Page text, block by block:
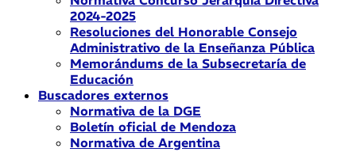
2024-2025
Resoluciones del Honorable Consejo
Administrativo de la Enseñanza Pública
Memorándums de la Subsecretaría de
Educación
Buscadores externos
Normativa de la DGE
Boletín oficial de Mendoza
Normativa de Argentina